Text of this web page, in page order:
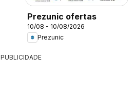
Prezunic ofertas
10/08 - 10/08/2026
Prezunic
PUBLICIDADE